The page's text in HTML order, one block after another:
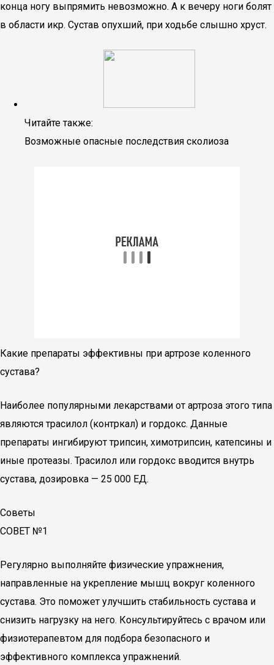
конца ногу выпрямить невозможно. А к вечеру ноги болят
в области икр. Сустав опухший, при ходьбе слышно хруст.
Читайте также:
Возможные опасные последствия сколиоза
Какие препараты эффективны при артрозе коленного
сустава?
Наиболее популярными лекарствами от артроза этого типа
являются трасилол (контркал) и гордокс. Данные
препараты ингибируют трипсин, химотрипсин, катепсины и
иные протеазы. Трасилол или гордокс вводится внутрь
сустава, дозировка — 25 000 ЕД.
Советы
СОВЕТ №1
Регулярно выполняйте физические упражнения,
направленные на укрепление мышц вокруг коленного
сустава. Это поможет улучшить стабильность сустава и
снизить нагрузку на него. Консультируйтесь с врачом или
физиотерапевтом для подбора безопасного и
эффективного комплекса упражнений.